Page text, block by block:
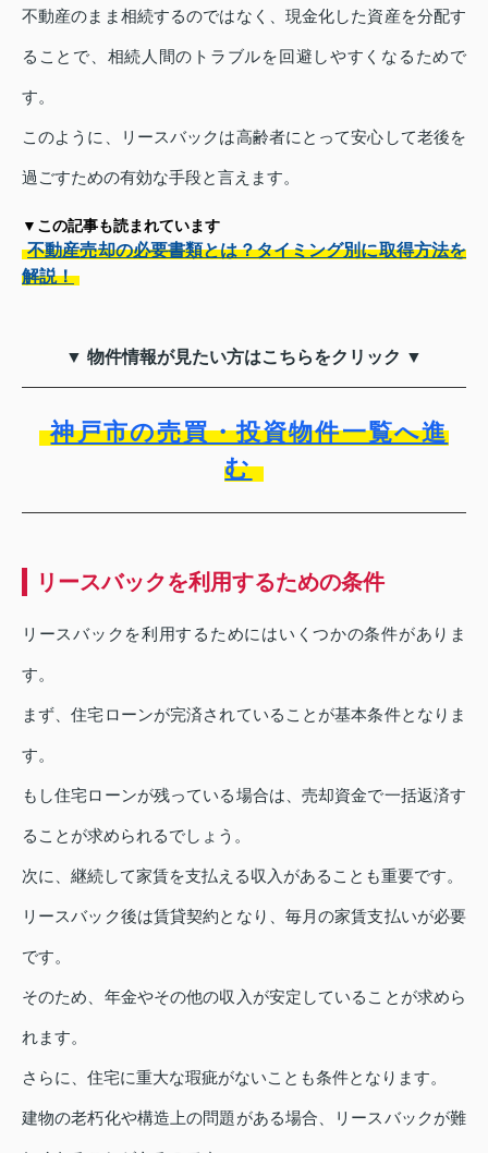
不動産のまま相続するのではなく、現金化した資産を分配す
ることで、相続人間のトラブルを回避しやすくなるためで
す。
このように、リースバックは高齢者にとって安心して老後を
過ごすための有効な手段と言えます。
▼この記事も読まれています
不動産売却の必要書類とは？タイミング別に取得方法を
解説！
▼ 物件情報が見たい方はこちらをクリック ▼
神戸市の売買・投資物件一覧へ進
む
リースバックを利用するための条件
リースバックを利用するためにはいくつかの条件がありま
す。
まず、住宅ローンが完済されていることが基本条件となりま
す。
もし住宅ローンが残っている場合は、売却資金で一括返済す
ることが求められるでしょう。
次に、継続して家賃を支払える収入があることも重要です。
リースバック後は賃貸契約となり、毎月の家賃支払いが必要
です。
そのため、年金やその他の収入が安定していることが求めら
れます。
さらに、住宅に重大な瑕疵がないことも条件となります。
建物の老朽化や構造上の問題がある場合、リースバックが難